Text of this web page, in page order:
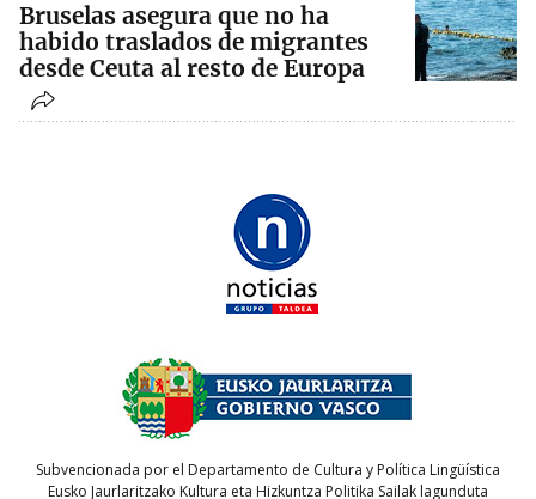
Bruselas asegura que no ha
habido traslados de migrantes
desde Ceuta al resto de Europa
Subvencionada por el Departamento de Cultura y Política Lingüística
Eusko Jaurlaritzako Kultura eta Hizkuntza Politika Sailak lagunduta